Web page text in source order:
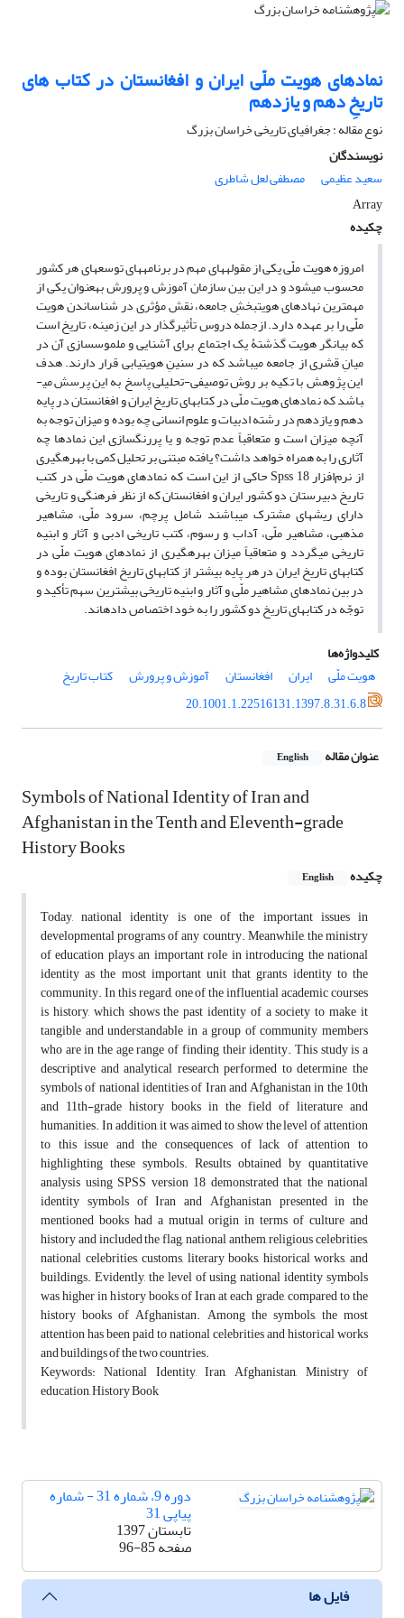
نمادهای هویت ملّی ایران و افغانستان در کتاب های
تاریخِ دهم و یازدهم
نوع مقاله : جغرافیای تاریخی خراسان بزرگ
نویسندگان
سعید عظیمی
مصطفی لعل شاطری
Array
چکیده
امروزه هویت ملّی یکی از مقوله­های مهم در برنامه­های توسعه­ای هر کشور
محسوب می­شود و در این بین سازمان آموزش و پرورش به­عنوان یکی از
مهم­ترین نهادهای هویت­بخشِ جامعه، نقش مؤثری در شناساندن هویت
ملّی را بر عهده دارد. ازجمله دروس تأثیرگذار در این زمینه، تاریخ است
که بیانگر هویت گذشتۀ یک اجتماع برای آشنایی و ملموس­سازی آن در
میانِ قشری از جامعه می­باشد که در سنینِ هویت­یابی قرار دارند. هدف
این پژوهش با تکیه بر روش توصیفی-تحلیلی پاسخ به این پرسش می­
باشد که نمادهای هویت ملّی در کتاب­های تاریخ ایران و افغانستان در پایه
دهم و یازدهم در رشته ادبیات و علوم انسانی چه بوده و میزان توجه به
آن‏چه میزان است و متعاقباً عدم توجه و یا پررنگ­سازی این نمادها چه
آثاری را به همراه خواهد داشت؟ یافته مبتنی بر تحلیل کمی با بهره­گیری
از نرم‌افزار Spss 18 حاکی از این است که نمادهای هویت ملّی در کتب
تاریخ دبیرستان دو کشور ایران و افغانستان که از نظر فرهنگی و تاریخی
دارای ریشه­ای مشترک می­باشند شامل پرچم، سرود ملّی، مشاهیر
مذهبی، مشاهیر ملّی، آداب و رسوم، کتب تاریخی ادبی و آثار و ابنیه
تاریخی می­گردد و متعاقباً میزان بهره­گیری از نمادهای هویت ملّی در
کتاب­های تاریخ ایران در هر پایه بیش­تر از کتاب­های تاریخ افغانستان بوده و
در بین نمادهای مشاهیر ملّی و آثار و ابنیه تاریخی بیش­ترین سهم تأکید و
توجّه در کتاب­های تاریخ دو کشور را به خود اختصاص داده­اند.
کلیدواژه‌ها
هویت ملّی
ایران افغانستان آموزش و پرورش
کتاب تاریخ
20.1001.1.22516131.1397.8.31.6.8
عنوان مقاله English
Symbols of National Identity of Iran and
Afghanistan in the Tenth and Eleventh-grade
History Books
چکیده English
Today, national identity is one of the important issues in
developmental programs of any country. Meanwhile, the ministry
of education plays an important role in introducing the national
identity as the most important unit that grants identity to the
community. In this regard, one of the influential academic courses
is history, which shows the past identity of a society to make it
tangible and understandable in a group of community members
who are in the age range of finding their identity. This study is a
descriptive and analytical research performed to determine the
symbols of national identities of Iran and Afghanistan in the 10th
and 11th-grade history books in the field of literature and
humanities. In addition, it was aimed to show the level of attention
to this issue and the consequences of lack of attention to
highlighting these symbols. Results obtained by quantitative
analysis using SPSS version 18 demonstrated that the national
identity symbols of Iran and Afghanistan presented in the
mentioned books had a mutual origin in terms of culture and
history and included the flag, national anthem, religious celebrities,
national celebrities, customs, literary books, historical works, and
buildings. Evidently, the level of using national identity symbols
was higher in history books of Iran at each grade, compared to the
history books of Afghanistan. Among the symbols, the most
attention has been paid to national celebrities and historical works
and buildings of the two countries.
Keywords: National Identity, Iran, Afghanistan, Ministry of
education, History Book
دوره 9، شماره 31 - شماره
پیاپی 31
تابستان 1397
صفحه96-85
فایل ها